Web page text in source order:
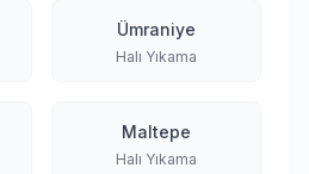
Ümraniye
Halı Yıkama
Maltepe
Halı Yıkama